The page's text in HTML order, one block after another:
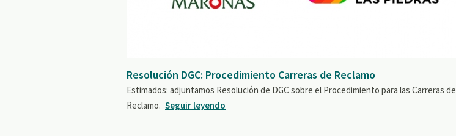
Resolución DGC: Procedimiento Carreras de Reclamo
Estimados: adjuntamos Resolución de DGC sobre el Procedimiento para las Carreras de
Reclamo. Seguir leyendo